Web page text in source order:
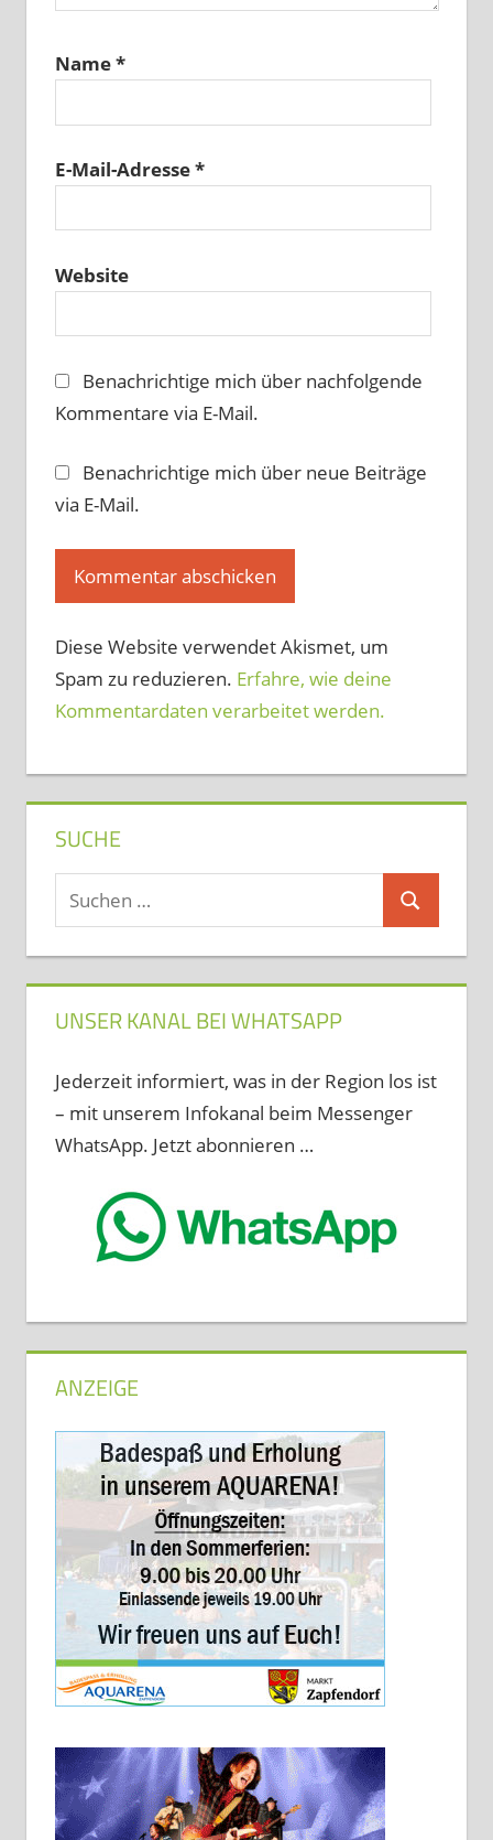
Name*
E-Mail-Adresse*
Website
Benachrichtige mich über nachfolgende
Kommentare via E-Mail.
Benachrichtige mich über neue Beiträge
via E-Mail.
Diese Website verwendet Akismet, um
Spam zu reduzieren. Erfahre, wie deine
Kommentardaten verarbeitet werden.
SUCHE
Suchen
nach:
Suchen
UNSER KANAL BEI WHATSAPP
Jederzeit informiert, was in der Region los ist
– mit unserem Infokanal beim Messenger
WhatsApp. Jetzt abonnieren …
ANZEIGE